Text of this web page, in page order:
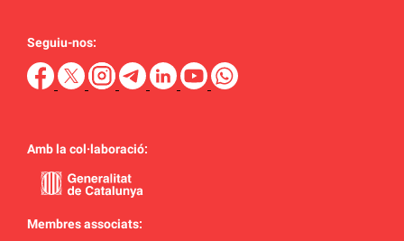
Seguiu-nos:
Amb la col·laboració:
Membres associats: